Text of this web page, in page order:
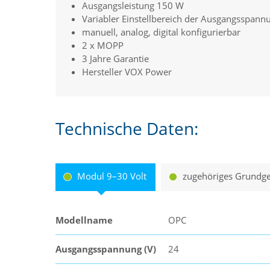
Ausgangsleistung 150 W
Variabler Einstellbereich der
manuell, analog, digital konfigurierbar
2 x MOPP
3 Jahre Garantie
Hersteller VOX Power
Technische Daten:
Modul 9–30 Volt zugehöriges
Modellname OPC
Ausgangsspannung (V) 24